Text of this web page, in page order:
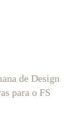
de Design
para o FS